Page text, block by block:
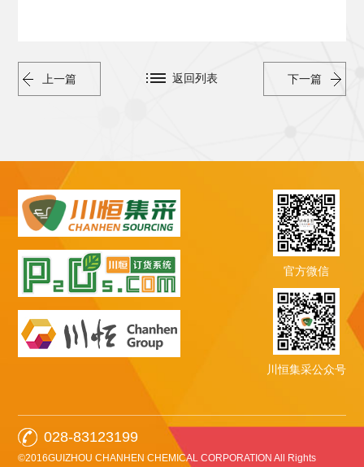
上一篇 下一篇
返回列表
官方微信
川恒集采公众号
028-83123199
©2016GUIZHOU CHANHEN CHEMICAL CORPORATION All Rights